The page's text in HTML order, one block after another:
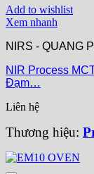
Add to wishlist
Xem nhanh
NIRS - QUANG
NIR Process
Đạm…
Liên hệ
Thương hiệu: